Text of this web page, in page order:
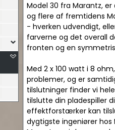
Model 30 fra Marantz,
og flere af fremtidens
- hverken udvendigt,
farverne og det overall
fronten og en
Med 2 x 100 watt i 8
problemer, og er
tilslutninger finder vi
tilslutte din pladespiller
effektforstærker kan
dygtigste ingeniører